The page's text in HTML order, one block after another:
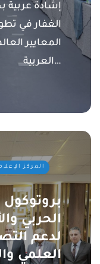
إشادة عربية
الغفار في
المعايير
العربية…
المركز
بروتوكول
الحربي
لدعم
العلمي